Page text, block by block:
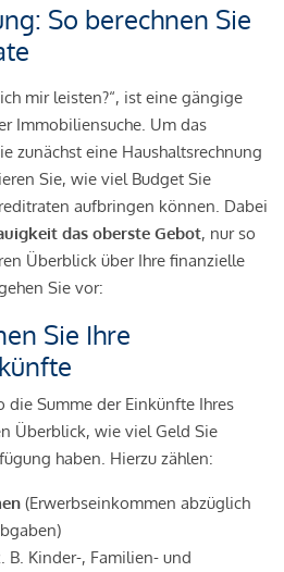
So berechnen Sie
mir leisten?“, ist eine gängige
Immobiliensuche. Um das
zunächst eine Haushaltsrechnung
Sie, wie viel Budget Sie
aufbringen können. Dabei
das oberste Gebot, nur so
Überblick über Ihre finanzielle
Sie vor:
Sie Ihre
die Summe der Einkünfte Ihres
Überblick, wie viel Geld Sie
haben. Hierzu zählen:
(Erwerbseinkommen abzüglich
B. Kinder-, Familien- und